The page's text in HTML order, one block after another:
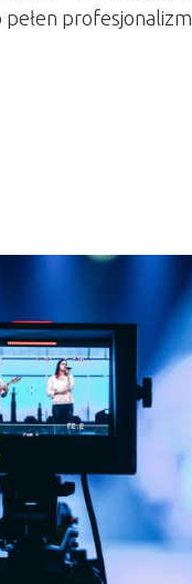
pełen profesjonalizm